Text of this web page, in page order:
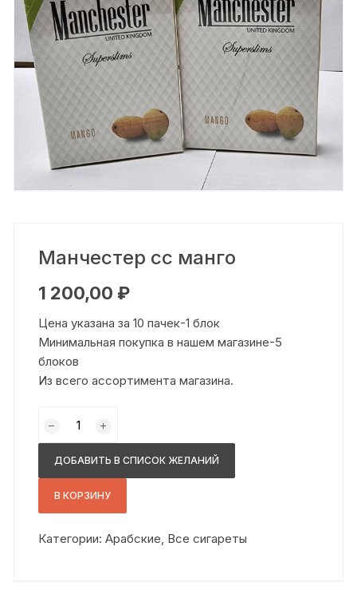
Манчестер сс манго
1 200,00 ₽
Цена указана за 10 пачек-1 блок
Минимальная покупка в нашем магазине-5
блоков
Из всего ассортимента магазина.
товара
Манчестер
манго
ДОБАВИТЬ В СПИСОК ЖЕЛАНИЙ
В КОРЗИНУ
Категории:Арабские, Все сигареты